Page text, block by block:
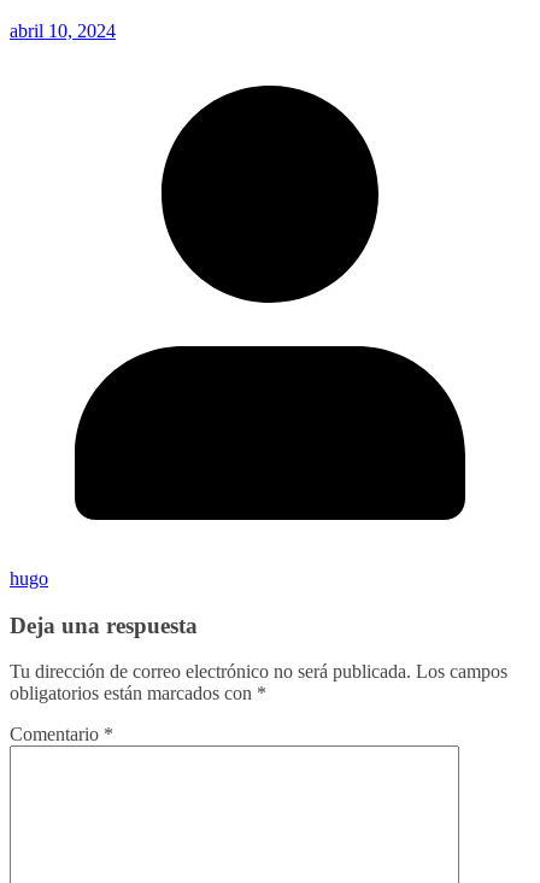
abril 10, 2024
hugo
Deja una respuesta
Tu dirección de correo electrónico no será publicada. Los campos
obligatorios están marcados con *
Comentario *